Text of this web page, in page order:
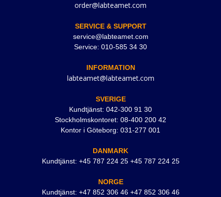
order@labteamet.com
SERVICE & SUPPORT
service@labteamet.com
Service: 010-585 34 30
INFORMATION
labteamet@labteamet.com
SVERIGE
Kundtjänst: 042-300 91 30
Stockholmskontoret: 08-400 200 42
Kontor i Göteborg: 031-277 001
DANMARK
Kundtjänst: +45 787 224 25 +45 787 224 25
NORGE
Kundtjänst: +47 852 306 46 +47 852 306 46